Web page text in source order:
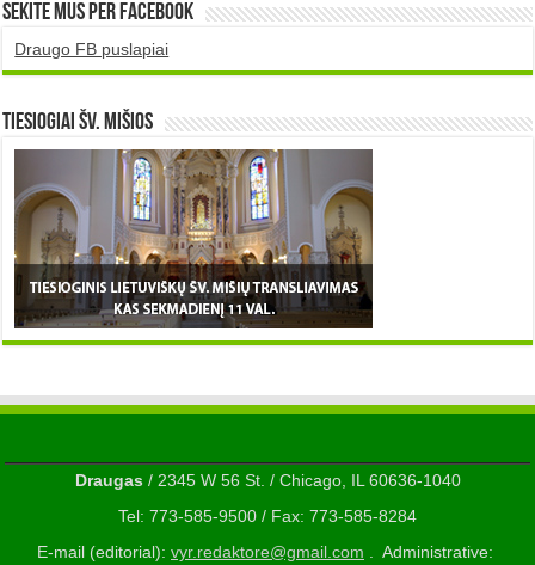
Sekite mus per Facebook
Draugo FB puslapiai
TIESIOGIAI šv. MIŠIOS
Draugas/ 2345 W 56 St. / Chicago, IL 60636-1040
Tel: 773-585-9500 / Fax: 773-585-8284
E-mail (editorial): vyr.redaktore@gmail.com . Administrative: